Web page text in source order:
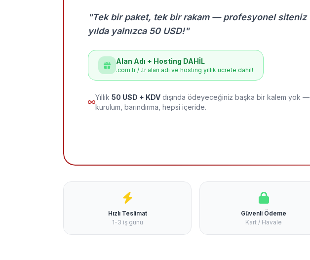
"Tek bir paket, tek bir rakam — profesyonel siteniz
yılda yalnızca 50 USD!"
Alan Adı + Hosting DAHİL
.com.tr / .tr alan adı ve hosting yıllık ücrete dahil!
Yıllık 50 USD + KDV dışında ödeyeceğiniz başka bir kalem yok —
kurulum, barındırma, hepsi içeride.
Hızlı Teslimat
1-3 iş günü
Güvenli Ödeme
Kart / Havale